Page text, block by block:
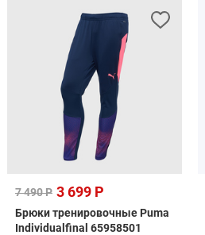
7 490 Р 3 699 Р
Брюки тренировочные Puma
Individualfinal 65958501